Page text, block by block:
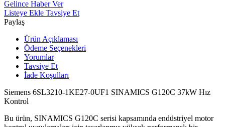
Gelince Haber Ver
Listeye Ekle Tavsiye Et
Paylaş
Ürün Açıklaması
Ödeme Seçenekleri
Yorumlar
Tavsiye Et
İade Koşulları
Siemens 6SL3210-1KE27-0UF1 SINAMICS G120C 37kW Hız
Kontrol
Bu ürün, SINAMICS G120C serisi kapsamında endüstriyel motor